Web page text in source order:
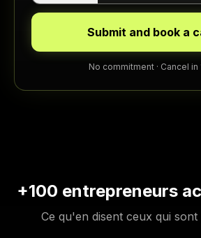
Submit and book a
No commitment · Cancel in
+100 entrepreneurs
Ce qu'en disent ceux qui sont